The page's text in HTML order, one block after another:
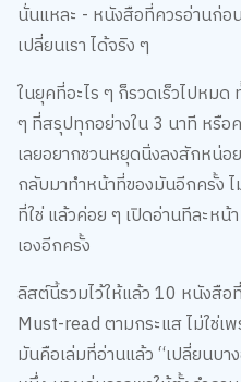
นั่นแหละ - หนังสือที่ควรอ่านก่
เปลี่ยนเรา ได้จริง ๆ
ในยุคที่อะไร ๆ ก็รวดเร็วไปหม
ๆ ที่สรุปทุกอย่างใน 3 นาที หรือ
เลยอยากชวนหยุดนิ่งลงสักหน่อ
กลับมาทำหน้าที่ของมันอีกครั้ง ไ
ที่ใช่ แล้วค่อย ๆ เปิดอ่านทีละห
เองอีกครั้ง
ลิสต์นี้รวมไว้ให้แล้ว 10 หนังสือ
Must-read ตามกระแส ไม่ใช่เพ
มันคือเล่มที่อ่านแล้ว “เปลี่ยนบา